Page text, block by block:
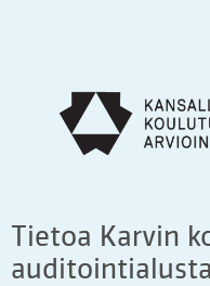
Tietoa Karvin